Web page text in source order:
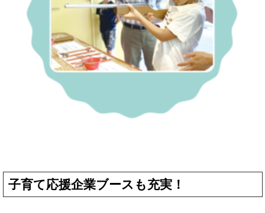
子育て応援企業ブースも充実！